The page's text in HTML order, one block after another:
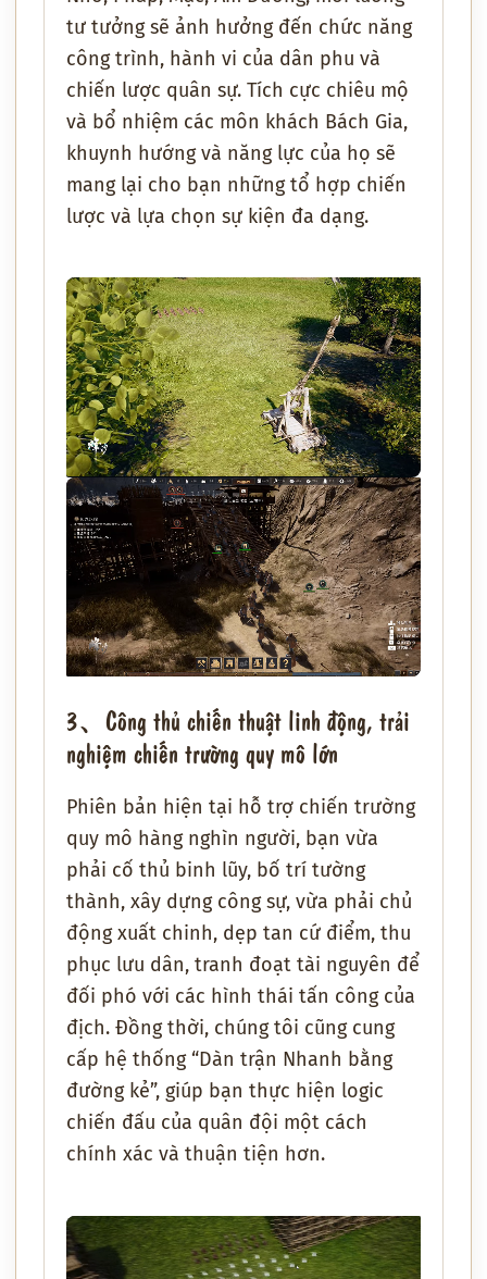
tư tưởng sẽ ảnh hưởng đến chức năng
công trình, hành vi của dân phu và
chiến lược quân sự. Tích cực chiêu mộ
và bổ nhiệm các môn khách Bách Gia,
khuynh hướng và năng lực của họ sẽ
mang lại cho bạn những tổ hợp chiến
lược và lựa chọn sự kiện đa dạng.
3、Công thủ chiến thuật linh động, trải
nghiệm chiến trường quy mô lớn
Phiên bản hiện tại hỗ trợ chiến trường
quy mô hàng nghìn người, bạn vừa
phải cố thủ binh lũy, bố trí tường
thành, xây dựng công sự, vừa phải chủ
động xuất chinh, dẹp tan cứ điểm, thu
phục lưu dân, tranh đoạt tài nguyên để
đối phó với các hình thái tấn công của
địch. Đồng thời, chúng tôi cũng cung
cấp hệ thống “Dàn trận Nhanh bằng
đường kẻ”, giúp bạn thực hiện logic
chiến đấu của quân đội một cách
chính xác và thuận tiện hơn.